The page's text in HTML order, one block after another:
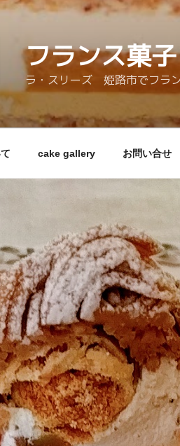
フランス菓
ラ・スリーズ 姫路市でフラ
cake gallery お問い合せ